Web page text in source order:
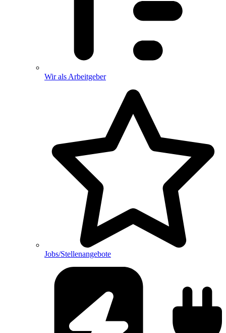
Wir als Arbeitgeber
Jobs/Stellenangebote